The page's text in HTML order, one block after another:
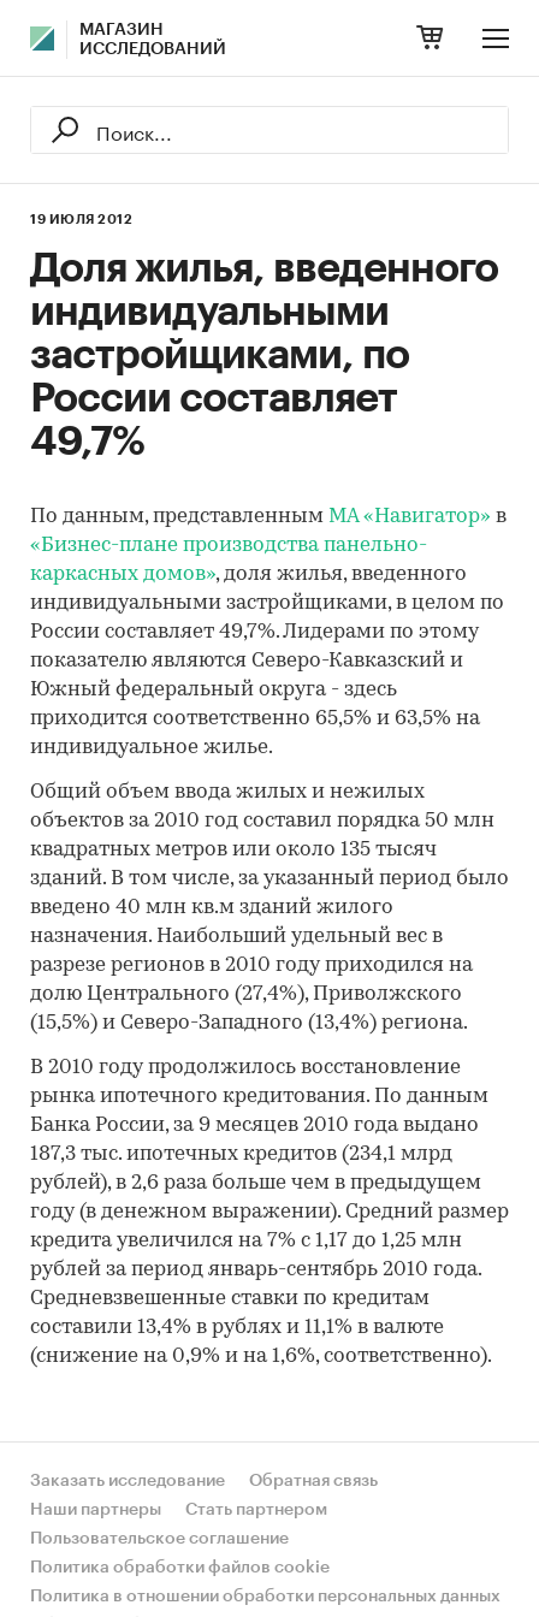
МАГАЗИН
ИССЛЕДОВАНИЙ
19 ИЮЛЯ 2012
Доля жилья, введенного
индивидуальными
застройщиками, по
России составляет
49,7%
По данным, представленным МА «Навигатор» в
«Бизнес-плане производства панельно-
каркасных домов», доля жилья, введенного
индивидуальными застройщиками, в целом по
России составляет 49,7%. Лидерами по этому
показателю являются Северо-Кавказский и
Южный федеральный округа - здесь
приходится соответственно 65,5% и 63,5% на
индивидуальное жилье.
Общий объем ввода жилых и нежилых
объектов за 2010 год составил порядка 50 млн
квадратных метров или около 135 тысяч
зданий. В том числе, за указанный период было
введено 40 млн кв.м зданий жилого
назначения. Наибольший удельный вес в
разрезе регионов в 2010 году приходился на
долю Центрального (27,4%), Приволжского
(15,5%) и Северо-Западного (13,4%) региона.
В 2010 году продолжилось восстановление
рынка ипотечного кредитования. По данным
Банка России, за 9 месяцев 2010 года выдано
187,3 тыс. ипотечных кредитов (234,1 млрд
рублей), в 2,6 раза больше чем в предыдущем
году (в денежном выражении). Средний размер
кредита увеличился на 7% с 1,17 до 1,25 млн
рублей за период январь-сентябрь 2010 года.
Средневзвешенные ставки по кредитам
составили 13,4% в рублях и 11,1% в валюте
(снижение на 0,9% и на 1,6%, соответственно).
Заказать исследование
Обратная связь
Наши партнеры
Стать партнером
Пользовательское соглашение
Политика обработки файлов cookie
Политика в отношении обработки персональных данных